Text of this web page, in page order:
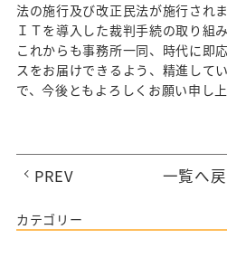
法の施行及び改正民法が施行され
ＩＴを導入した裁判手続の取り組
これからも事務所一同、時代に即
スをお届けできるよう、精進して
で、今後ともよろしくお願い申し上
PREV 一覧へ
カテゴリー